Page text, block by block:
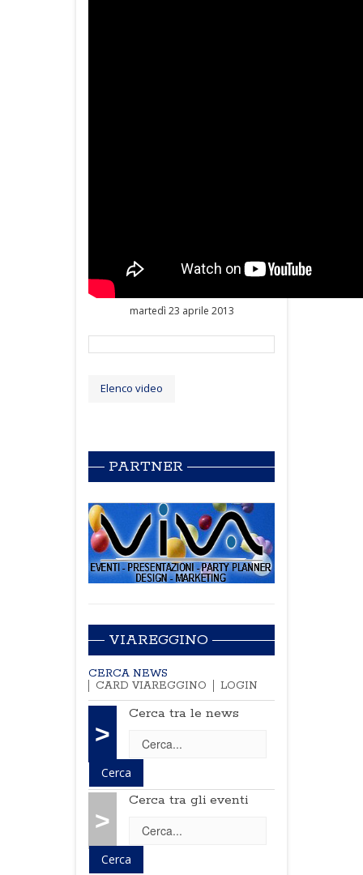
martedì 23 aprile 2013
Elenco video
PARTNER
VIAREGGINO
CERCA NEWS
CARD VIAREGGINO
LOGIN
>
Cerca tra le news
>
Cerca tra gli eventi